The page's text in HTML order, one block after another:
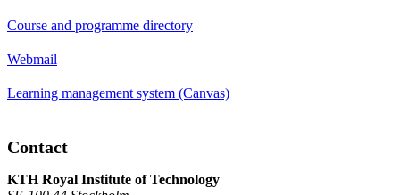
Course and programme directory
Webmail
Learning management system (Canvas)
Contact
KTH Royal Institute of Technology